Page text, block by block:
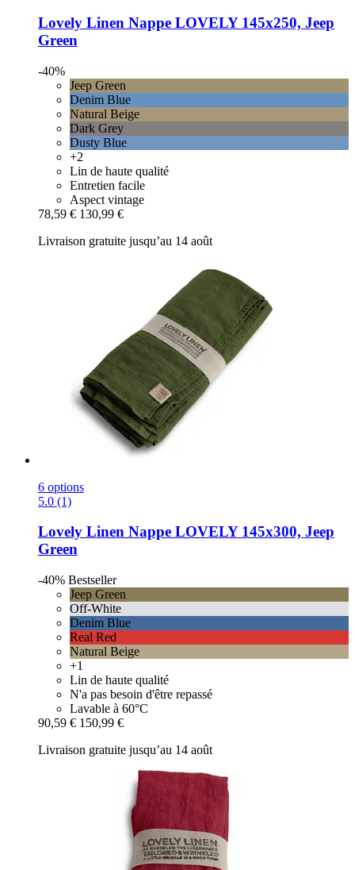
Lovely Linen Nappe LOVELY 145x250, Jeep
Green
-40%
Jeep Green
Denim Blue
Natural Beige
Dark Grey
Dusty Blue
+2
Lin de haute qualité
Entretien facile
Aspect vintage
78,59 € 130,99 €
Livraison gratuite jusqu’au 14 août
6 options
5.0 (1)
Lovely Linen Nappe LOVELY 145x300, Jeep
Green
-40% Bestseller
Jeep Green
Off-White
Denim Blue
Real Red
Natural Beige
+1
Lin de haute qualité
N'a pas besoin d'être repassé
Lavable à 60°C
90,59 € 150,99 €
Livraison gratuite jusqu’au 14 août